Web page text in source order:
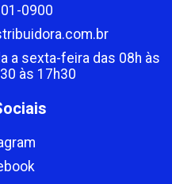
0900
a sexta-feira das 08h às
às 17h30